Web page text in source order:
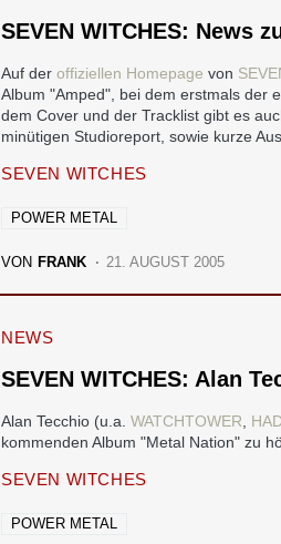
SEVEN WITCHES: News
Auf der offiziellen Homepage von
Album "Amped", bei dem erstmals der
dem Cover und der Tracklist gibt es
minütigen Studioreport, sowie kurze
SEVEN WITCHES
POWER METAL
VON FRANK 21. AUGUST 2005
NEWS
SEVEN WITCHES: Alan
Alan Tecchio (u.a. WATCHTOWER
kommenden Album "Metal Nation" zu
SEVEN WITCHES
POWER METAL